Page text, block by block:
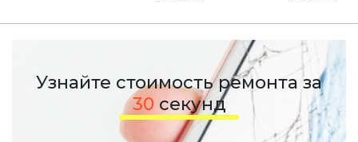
Узнайте стоимость ремонта за
30 секунд